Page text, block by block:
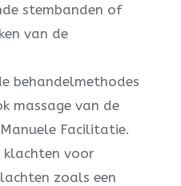
stembanden of
van de
behandelmethodes
massage van de
Facilitatie.
klachten voor
zoals een